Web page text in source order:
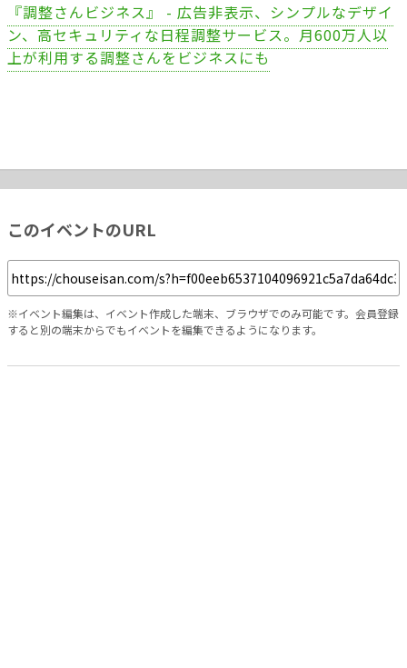
『調整さんビジネス』 - 広告非表示、シンプルなデザイ
ン、高セキュリティな日程調整サービス。月600万人以
上が利用する調整さんをビジネスにも
このイベントのURL
※イベント編集は、イベント作成した端末、ブラウザでのみ可能です。会員登録
すると別の端末からでもイベントを編集できるようになります。